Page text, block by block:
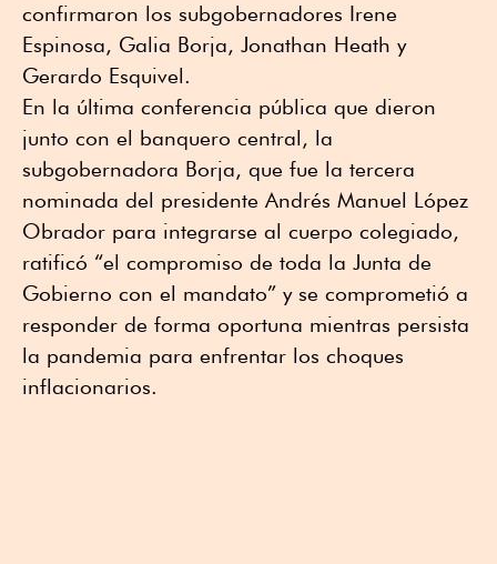
confirmaron los subgobernadores Irene
Espinosa, Galia Borja, Jonathan Heath y
Gerardo Esquivel.
En la última conferencia pública que dieron
junto con el banquero central, la
subgobernadora Borja, que fue la tercera
nominada del presidente Andrés Manuel López
Obrador para integrarse al cuerpo colegiado,
ratificó “el compromiso de toda la Junta de
Gobierno con el mandato” y se comprometió a
responder de forma oportuna mientras persista
la pandemia para enfrentar los choques
inflacionarios.